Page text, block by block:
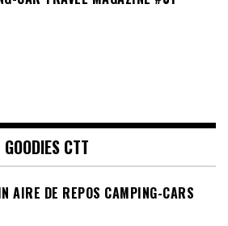
GOODIES CTT
AIRE DE REPOS CAMPING-CARS